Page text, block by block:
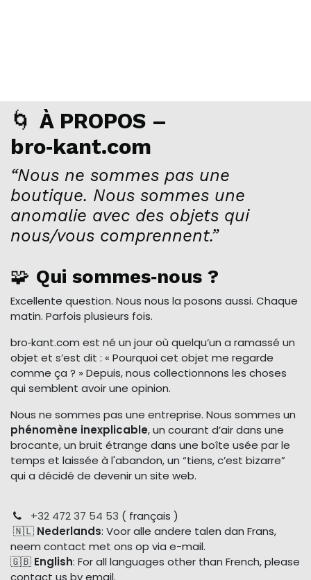
🌀 À PROPOS –
bro‑kant.com
“Nous ne sommes pas une
boutique. Nous sommes une
anomalie avec des objets qui
nous/vous comprennent.”
🧩 Qui sommes‑nous ?
Excellente question. Nous nous la posons aussi. Chaque
matin. Parfois plusieurs fois.
bro‑kant.com est né un jour où quelqu’un a ramassé un
objet et s’est dit : « Pourquoi cet objet me regarde
comme ça ? » Depuis, nous collectionnons les choses
qui semblent avoir une opinion.
Nous ne sommes pas une entreprise. Nous sommes un
phénomène inexplicable, un courant d’air dans une
brocante, un bruit étrange dans une boîte usée par le
temps et laissée à l'abandon, un “tiens, c’est bizarre”
qui a décidé de devenir un site web.
+32 472 37 54 53 ( français )
🇳🇱 Nederlands: Voor alle andere talen dan Frans,
neem contact met ons op via e-mail.
🇬🇧 English: For all languages other than French, please
contact us by email.